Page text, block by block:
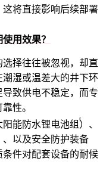
将直接影响后续部署
用效果？
择往往被忽视，却直
湿或温差大的井下环
致供电不稳定，而专
性。
阳能防水锂电池组 ）、
、以及安全防护装备
条件对配套设备的耐候